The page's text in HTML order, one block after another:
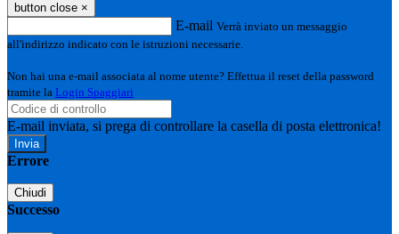
button close ×
E-mail Verrà inviato un messaggio
all'indirizzo indicato con le istruzioni necessarie.
Non hai una e-mail associata al nome utente? Effettua il reset della password
tramite la Login Spaggiari
E-mail inviata, si prega di controllare la casella di posta elettronica!
Errore
Chiudi
Successo